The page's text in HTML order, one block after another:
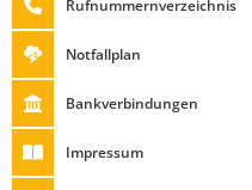
Rufnummernverzeichnis
Notfallplan
Bankverbindungen
Impressum